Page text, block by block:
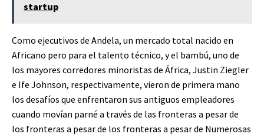
startup
Como ejecutivos de Andela, un mercado total nacido en
Africano pero para el talento técnico, y el bambú, uno de
los mayores corredores minoristas de África, Justin Ziegler
e Ife Johnson, respectivamente, vieron de primera mano
los desafíos que enfrentaron sus antiguos empleadores
cuando movían parné a través de las fronteras a pesar de
los fronteras a pesar de los fronteras a pesar de Numerosas